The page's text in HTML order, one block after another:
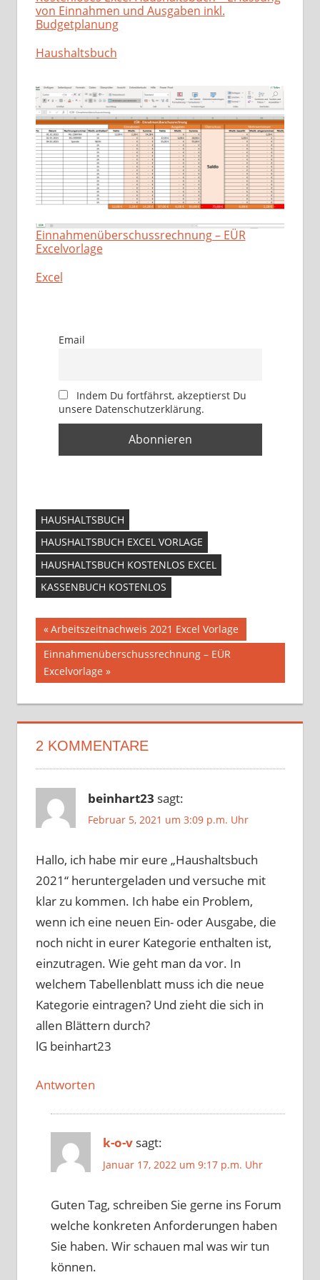
von Einnahmen und Ausgaben inkl.
Budgetplanung
In Bezug auf
Haushaltsbuch
Einnahmenüberschussrechnung – EÜR
Excelvorlage
In Bezug auf
Excel
Email
Indem Du fortfährst, akzeptierst Du
unsere Datenschutzerklärung.
HAUSHALTSBUCH
HAUSHALTSBUCH EXCEL VORLAGE
HAUSHALTSBUCH KOSTENLOS EXCEL
KASSENBUCH KOSTENLOS
Beitragsnavigation
Vorheriger
Beitrag:
Arbeitszeitnachweis 2021 Excel Vorlage
Nächster
Beitrag:
Einnahmenüberschussrechnung – EÜR
Excelvorlage
2 KOMMENTARE
beinhart23 sagt:
Februar 5, 2021 um 3:09 p.m. Uhr
Hallo, ich habe mir eure „Haushaltsbuch
2021“ heruntergeladen und versuche mit
klar zu kommen. Ich habe ein Problem,
wenn ich eine neuen Ein- oder Ausgabe, die
noch nicht in eurer Kategorie enthalten ist,
einzutragen. Wie geht man da vor. In
welchem Tabellenblatt muss ich die neue
Kategorie eintragen? Und zieht die sich in
allen Blättern durch?
lG beinhart23
Antworten
k-o-v sagt:
Januar 17, 2022 um 9:17 p.m. Uhr
Guten Tag, schreiben Sie gerne ins Forum
welche konkreten Anforderungen haben
Sie haben. Wir schauen mal was wir tun
können.